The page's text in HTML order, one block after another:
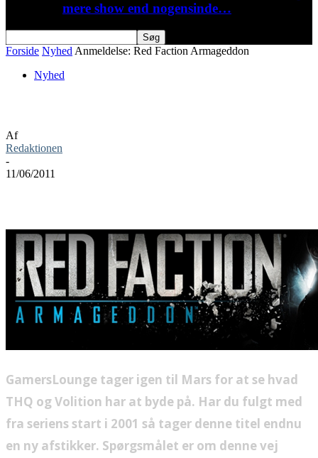
mere show end nogensinde…
Forside Nyhed Anmeldelse: Red Faction Armageddon
Nyhed
Af
Redaktionen
-
11/06/2011
GamersLounge tager igen til Mars for at se hvad
THQ og Volition har at byde på. Har du fulgt med
fra seriens start i 2001 så tager denne titel endnu
en ny afstikker. Spørgsmålet er om denne vej